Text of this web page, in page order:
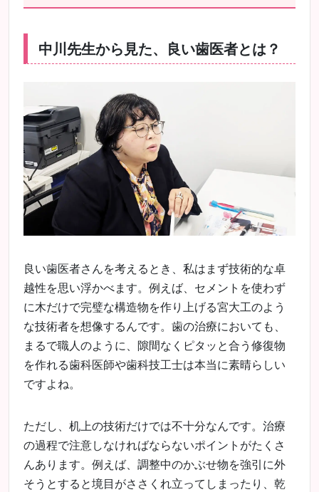
中川先生から見た、良い歯医者とは？
良い歯医者さんを考えるとき、私はまず技術的な卓
越性を思い浮かべます。例えば、セメントを使わず
に木だけで完璧な構造物を作り上げる宮大工のよう
な技術者を想像するんです。歯の治療においても、
まるで職人のように、隙間なくピタッと合う修復物
を作れる歯科医師や歯科技工士は本当に素晴らしい
ですよね。
ただし、机上の技術だけでは不十分なんです。治療
の過程で注意しなければならないポイントがたくさ
んあります。例えば、調整中のかぶせ物を強引に外
そうとすると境目がささくれ立ってしまったり、乾